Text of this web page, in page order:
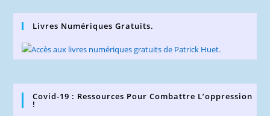
Livres Numériques Gratuits.
Covid-19 : Ressources Pour Combattre L’oppression
!